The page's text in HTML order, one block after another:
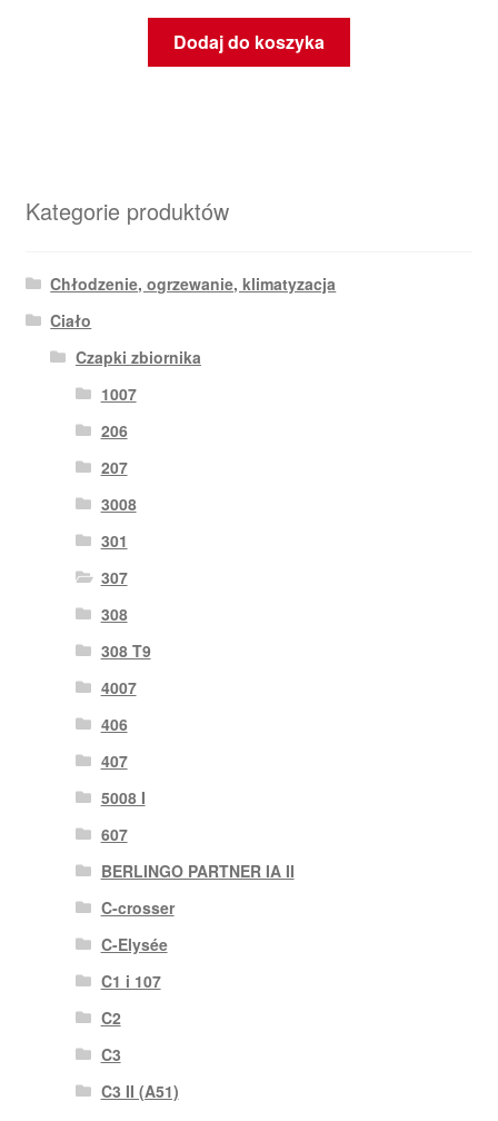
Dodaj do koszyka
Kategorie produktów
Chłodzenie, ogrzewanie, klimatyzacja
Ciało
Czapki zbiornika
1007
206
207
3008
301
307
308
308 T9
4007
406
407
5008 I
607
BERLINGO PARTNER IA II
C-crosser
C-Elysée
C1 i 107
C2
C3
C3 II (A51)